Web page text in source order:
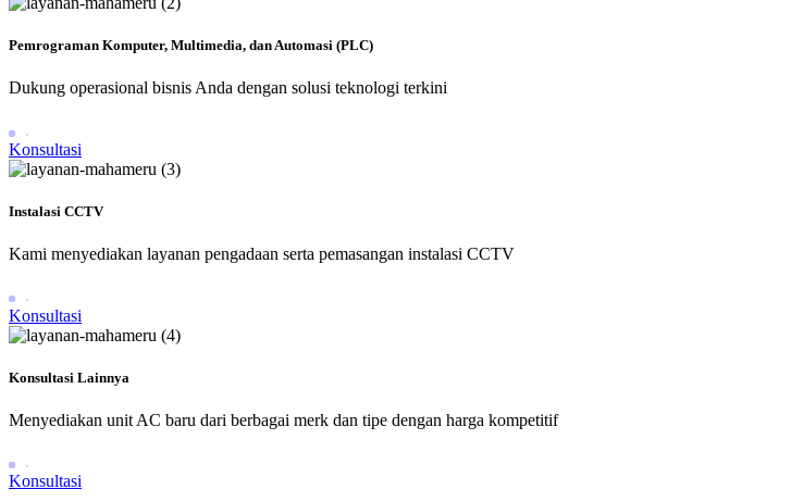
Pemrograman Komputer, Multimedia, dan Automasi (PLC)
Dukung operasional bisnis Anda dengan solusi teknologi terkini
Konsultasi
Instalasi CCTV
Kami menyediakan layanan pengadaan serta pemasangan instalasi CCTV
Konsultasi
Konsultasi Lainnya
Menyediakan unit AC baru dari berbagai merk dan tipe dengan harga kompetitif
Konsultasi